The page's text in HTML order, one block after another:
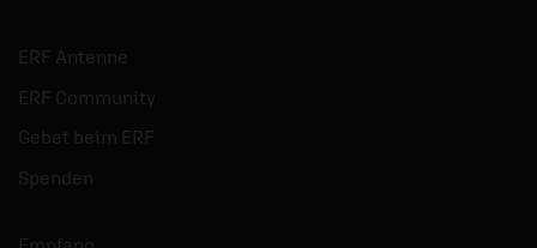
ERF Antenne
ERF Community
Gebet beim ERF
Spenden